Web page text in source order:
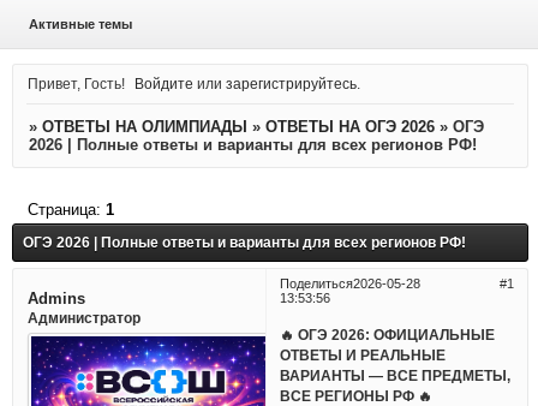
Активные темы
Привет, Гость! Войдите илизарегистрируйтесь
» ОТВЕТЫ НА ОЛИМПИАДЫ » ОТВЕТЫ НА ОГЭ 2026 » ОГЭ
2026 | Полные ответы и варианты для всех регионов РФ!
ОГЭ 2026 | Полные ответы и варианты для всех регионов РФ!
Страница: 1
Поделиться 1
2026-05-28
13:53:56
Admins
Администратор
🔥 ОГЭ 2026: ОФИЦИАЛЬНЫЕ
ОТВЕТЫ И РЕАЛЬНЫЕ
ВАРИАНТЫ — ВСЕ ПРЕДМЕТЫ,
ВСЕ РЕГИОНЫ РФ 🔥